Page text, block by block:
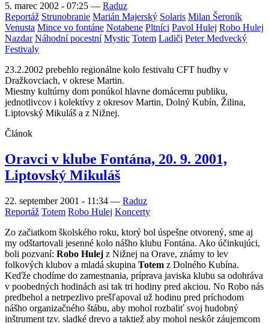
5. marec 2002 - 07:25 — Raduz
Reportáž Strunobranie Marián Majerský Solaris Milan Šeroník
Venusta Mince vo fontáne Notabene Pltníci Pavol Hulej Robo Hulej
Nazdar Náhodní pocestní Mystic Totem Ladiči Peter Medvecký
Festivaly
23.2.2002 prebehlo regionálne kolo festivalu CFT hudby v
Dražkovciach, v okrese Martin.
Miestny kultúrny dom ponúkol hlavne domácemu publiku,
jednotlivcov i kolektívy z okresov Martin, Dolný Kubín, Žilina,
Liptovský Mikuláš a z Nižnej.
Článok
Oravci v klube Fontána, 20. 9. 2001,
Liptovský Mikuláš
22. september 2001 - 11:34 — Raduz
Reportáž Totem Robo Hulej Koncerty
Zo začiatkom školského roku, ktorý bol úspešne otvorený, sme aj
my odštartovali jesenné kolo nášho klubu Fontána. Ako účinkujúci,
boli pozvaní: Robo Hulej z Nižnej na Orave, známy to lev
folkových klubov a mladá skupina Totem z Dolného Kubína.
Keďže chodíme do zamestnania, príprava javiska klubu sa odohráva
v poobedných hodinách asi tak tri hodiny pred akciou. No Robo nás
predbehol a netrpezlivo prešľapoval už hodinu pred príchodom
nášho organizačného štábu, aby mohol rozbaliť svoj hudobný
inštrument tzv. sladké drevo a taktiež aby mohol neskôr záujemcom